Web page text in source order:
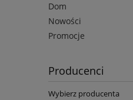
Dom
Nowości
Promocje
Producenci
Wybierz producenta